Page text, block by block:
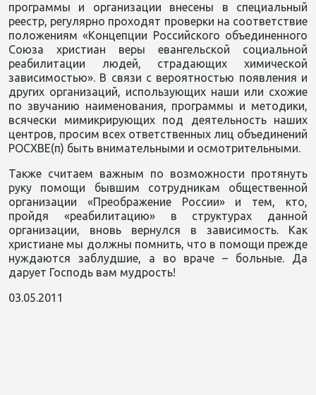
программы и организации внесены в специальный
реестр, регулярно проходят проверки на соответствие
положениям «Концепции Российского объединенного
Союза христиан веры евангельской социальной
реабилитации людей, страдающих химической
зависимостью». В связи с вероятностью появления и
других организаций, использующих наши или схожие
по звучанию наименования, программы и методики,
всячески мимикрирующих под деятельность наших
центров, просим всех ответственных лиц объединений
РОСХВЕ(п) быть внимательными и осмотрительными.
Также считаем важным по возможности протянуть
руку помощи бывшим сотрудникам общественной
организации «Преображение России» и тем, кто,
пройдя «реабилитацию» в структурах данной
организации, вновь вернулся в зависимость. Как
христиане мы должны помнить, что в помощи прежде
нуждаются заблудшие, а во враче – больные. Да
дарует Господь вам мудрость!
03.05.2011